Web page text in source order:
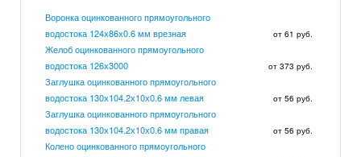
Воронка оцинкованного прямоугольного
водостока 124х86х0.6 мм врезная
от 61 руб.
Желоб оцинкованного прямоугольного
водостока 126х3000
от 373 руб.
Заглушка оцинкованного прямоугольного
водостока 130х104.2х10х0.6 мм левая
от 56 руб.
Заглушка оцинкованного прямоугольного
водостока 130х104.2х10х0.6 мм правая
от 56 руб.
Колено оцинкованного прямоугольного